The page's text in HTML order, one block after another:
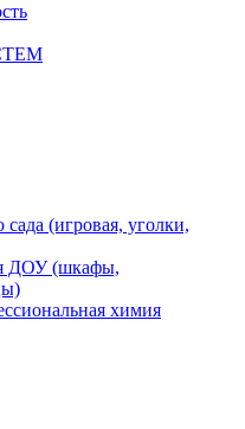
(игровая, уголки,
ДОУ (шкафы,
химия